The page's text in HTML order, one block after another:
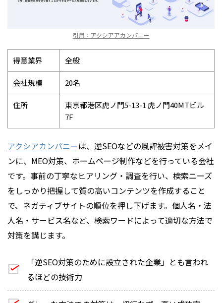
引用：アクシアアカンパニー
得意業界 全般
会社規模 20名
住所
東京都港区虎ノ門5-13-1 虎ノ門40MTビル
7F
アクシアカンパニーは、逆SEOなどの風評被害対策をメイ
ンに、MEO対策、ホームページ制作などを行っている会社
です。事前の丁寧なヒアリング・調査を行い、検索ニーズ
をしっかり把握して質の高いコンテンツを作成すること
で、ネガティブサイトの順位を押し下げます。個人名・法
人名・サービス名など、検索ワードによって適切な方法で
対策を講じます。
「逆SEO対策のために設立された企業」とも言われ
るほどの技術力